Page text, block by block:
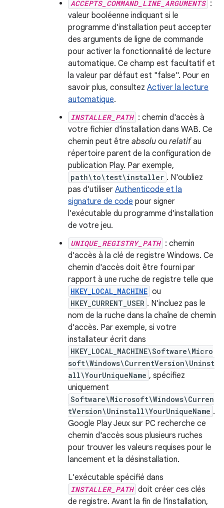
ACCEPTS_COMMAND_LINE_ARGUMENTS :
valeur booléenne indiquant si le
programme d'installation peut accepter
des arguments de ligne de commande
pour activer la fonctionnalité de lecture
automatique. Ce champ est facultatif et
la valeur par défaut est "false". Pour en
savoir plus, consultez Activer la lecture
automatique.
INSTALLER_PATH : chemin d'accès à
votre fichier d'installation dans WAB. Ce
chemin peut être absolu ou relatifau
répertoire parent de la configuration de
publication Play. Par exemple,
path\to\test\installer . N'oubliez
pas d'utiliser Authenticode et la
signature de code pour signer
l'exécutable du programme d'installation
de votre jeu.
UNIQUE_REGISTRY_PATH : chemin
d'accès à la clé de registre Windows. Ce
chemin d'accès doit être fourni par
rapport à une ruche de registre telle que
HKEY_LOCAL_MACHINE ou
HKEY_CURRENT_USER . N'incluez pas le
nom de la ruche dans la chaîne de chemin
d'accès. Par exemple, si votre
installateur écrit dans
HKEY_LOCAL_MACHINE\Software\Micro
soft\Windows\CurrentVersion\Uninst
all\YourUniqueName , spécifiez
uniquement
Software\Microsoft\Windows\Curren
tVersion\Uninstall\YourUniqueName .
Google Play Jeux sur PC recherche ce
chemin d'accès sous plusieurs ruches
pour trouver les valeurs requises pour le
lancement et la désinstallation.
L'exécutable spécifié dans
INSTALLER_PATH doit créer ces clés
de registre. Avant la fin de l'installation,